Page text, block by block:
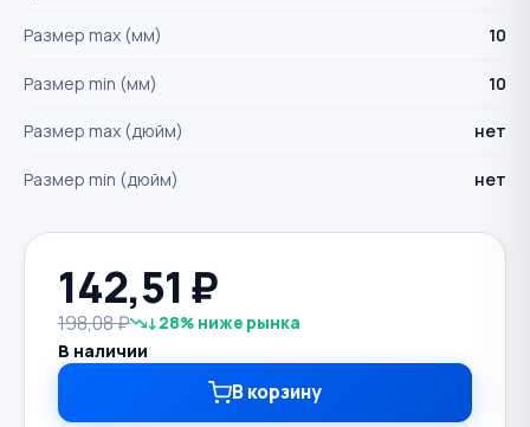
Размер max (мм) 10
Размер min (мм) 10
Размер max (дюйм) нет
Размер min (дюйм) нет
142,51 ₽
198,08 ₽ ↓28% ниже рынка
В наличии
В корзину